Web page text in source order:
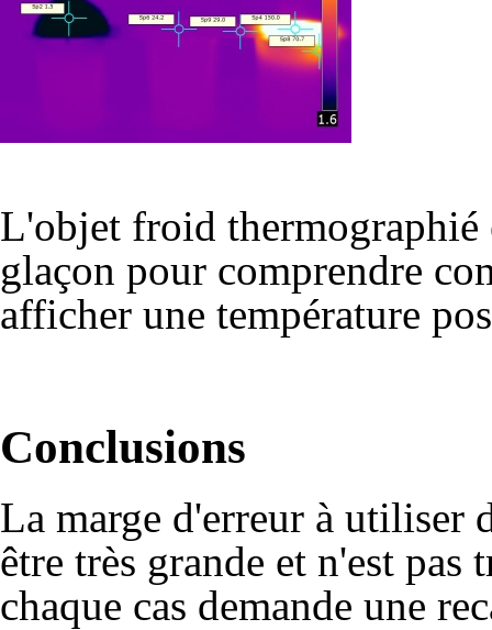
L'objet froid
glaçon pour comprendre
afficher une température
Conclusions
La marge d'erreur à utiliser
être très grande et n'est pas
chaque cas demande une